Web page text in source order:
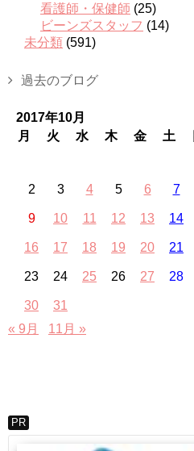
看護師・保健師 (25)
ビーンズスタッフ (14)
未分類 (591)
過去のブログ
2017年10月
月
火 水 木 金 土
2 3 4 5 6 7
9 10 11 12 13 14
16 17 18 19 20 21
23 24 25 26 27 28
30
31
« 9月
11月 »
PR